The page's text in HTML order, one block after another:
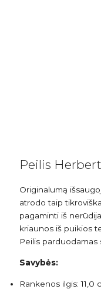
Peilis
Originalumą
atrodo taip
pagaminti iš
kriaunos iš puikios
Peilis parduodamas
Savybės:
Rankenos ilgis: 11,0